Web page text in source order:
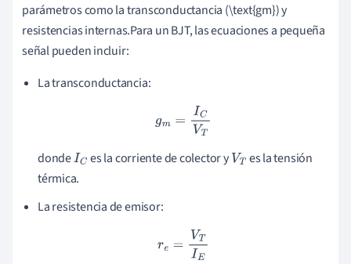
parámetros como la transconductancia (\text{gm}) y
resistencias internas.Para un BJT, las ecuaciones a pequeña
señal pueden incluir:
La transconductancia:
g
m=I CVT
dondeIC es la corriente de colector y VT es la tensión
térmica.
La resistencia de emisor:
e=V TIE